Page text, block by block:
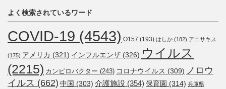
よく検索されているワード
COVID-19 (4543) O157 (193) はしか (182) アニサキス
(175) アメリカ (321) インフルエンザ (326) ウイルス
(2215) カンピロバクター (243) コロナウイルス (309) ノロウ
イルス (662) 中国 (303) 介護施設 (354) 保育園 (314) 兵庫県